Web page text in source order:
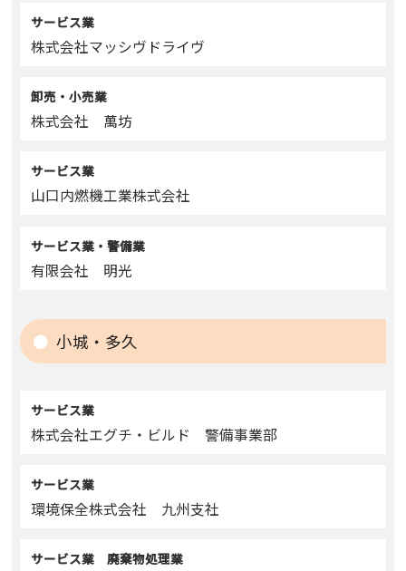
サービス業
株式会社マッシヴドライヴ
卸売・小売業
株式会社 萬坊
サービス業
山口内燃機工業株式会社
サービス業・警備業
有限会社 明光
小城・多久
サービス業
株式会社エグチ・ビルド 警備事業部
サービス業
環境保全株式会社 九州支社
サービス業 廃棄物処理業